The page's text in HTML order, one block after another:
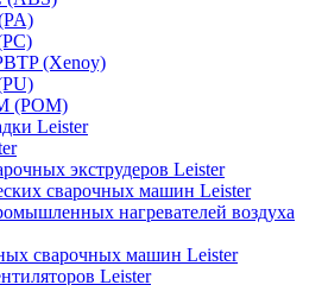
(Xenoy)
(POM)
Leister
экструдеров Leister
сварочных машин Leister
нагревателей воздуха
сварочных машин Leister
Leister